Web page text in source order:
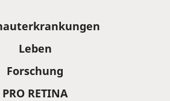
Leben
Forschung
PRO RETINA